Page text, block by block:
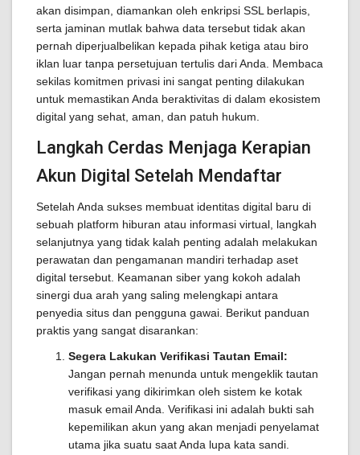
akan disimpan, diamankan oleh enkripsi SSL berlapis,
serta jaminan mutlak bahwa data tersebut tidak akan
pernah diperjualbelikan kepada pihak ketiga atau biro
iklan luar tanpa persetujuan tertulis dari Anda. Membaca
sekilas komitmen privasi ini sangat penting dilakukan
untuk memastikan Anda beraktivitas di dalam ekosistem
digital yang sehat, aman, dan patuh hukum.
Langkah Cerdas Menjaga Kerapian
Akun Digital Setelah Mendaftar
Setelah Anda sukses membuat identitas digital baru di
sebuah platform hiburan atau informasi virtual, langkah
selanjutnya yang tidak kalah penting adalah melakukan
perawatan dan pengamanan mandiri terhadap aset
digital tersebut. Keamanan siber yang kokoh adalah
sinergi dua arah yang saling melengkapi antara
penyedia situs dan pengguna gawai. Berikut panduan
praktis yang sangat disarankan:
Segera Lakukan Verifikasi Tautan Email:
Jangan pernah menunda untuk mengeklik tautan
verifikasi yang dikirimkan oleh sistem ke kotak
masuk email Anda. Verifikasi ini adalah bukti sah
kepemilikan akun yang akan menjadi penyelamat
utama jika suatu saat Anda lupa kata sandi.